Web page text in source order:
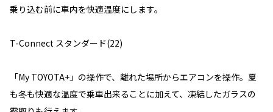
乗り込む前に車内を快適温度にします。
T-Connect スタンダード(22)
「My TOYOTA+」の操作で、離れた場所からエアコンを操作。夏
も冬も快適な温度で乗車出来ることに加えて、凍結したガラスの